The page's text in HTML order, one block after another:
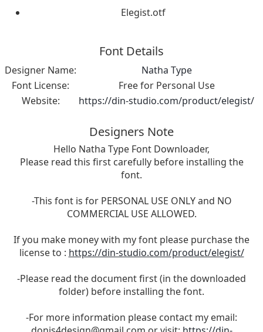
Elegist.otf
Font Details
Designer Name:
Natha Type
Font License:
Free for Personal Use
Website:
https://din-studio.com/product/elegist/
Designers Note
Hello Natha Type Font Downloader,
Please read this first carefully before installing the
font.
-This font is for PERSONAL USE ONLY and NO
COMMERCIAL USE ALLOWED.
If you make money with my font please purchase the
license to : https://din-studio.com/product/elegist/
-Please read the document first (in the downloaded
folder) before installing the font.
-For more information please contact my email: